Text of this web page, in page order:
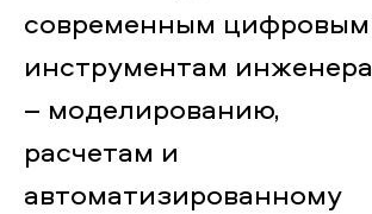
современным цифровым
инструментам инженера
– моделированию,
расчетам и
автоматизированному